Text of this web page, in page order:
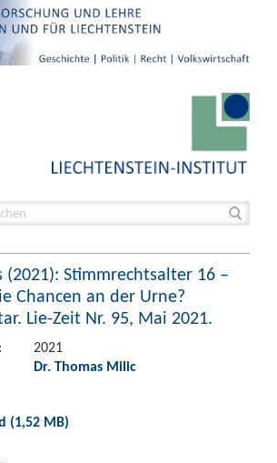
(2021): Stimmrechtsalter 16 –
Chancen an der Urne?
Lie-Zeit Nr. 95, Mai 2021.
2021
Dr. Thomas Milic
(1,52 MB)